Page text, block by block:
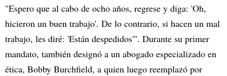
"Espero que al cabo de ocho años, regrese y diga: 'Oh,
hicieron un buen trabajo'. De lo contrario, si hacen un mal
trabajo, les diré: 'Están despedidos'". Durante su primer
mandato, también designó a un abogado especializado en
ética, Bobby Burchfield, a quien luego reemplazó por